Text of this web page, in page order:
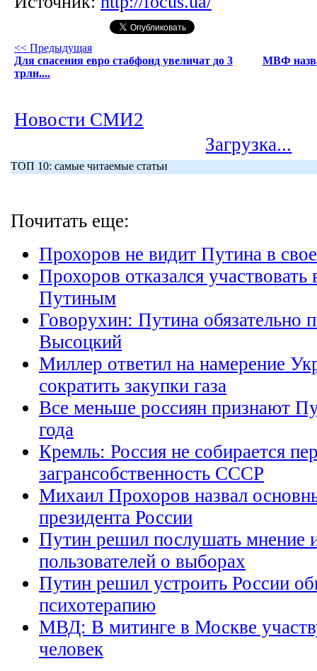
<< Предыдущая
Для спасения евро стабфонд увеличат до 3
трлн....
МВФ
Новости СМИ2
Загрузка...
ТОП 10: самые читаемые статьи
Почитать еще:
Прохоров не видит Путина в
Прохоров отказался участвовать
Путиным
Говорухин: Путина обязательно
Высоцкий
Миллер ответил на намерение
сократить закупки газа
Все меньше россиян признают
года
Кремль: Россия не собирается
загрансобственность СССР
Михаил Прохоров назвал
президента России
Путин решил послушать мнение
пользователей о выборах
Путин решил устроить России
психотерапию
МВД: В митинге в Москве
человек